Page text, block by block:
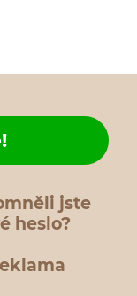
jste
heslo?